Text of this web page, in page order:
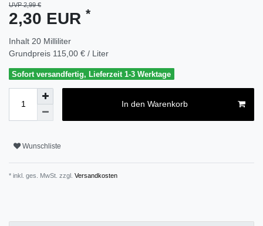
UVP 2,99 €
2,30 EUR *
Inhalt 20 Milliliter
Grundpreis 115,00 € / Liter
Sofort versandfertig, Lieferzeit 1-3 Werktage
In den Warenkorb
Wunschliste
* inkl. ges. MwSt. zzgl. Versandkosten